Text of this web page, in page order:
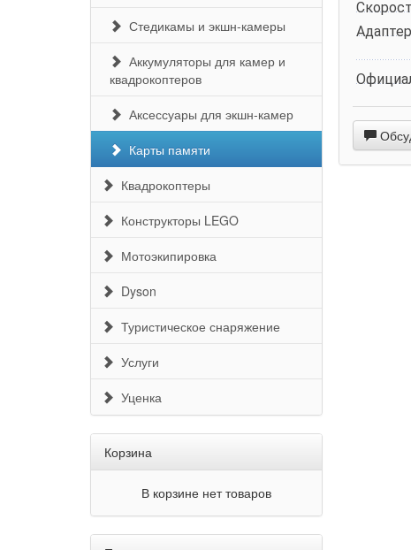
Стедикамы и экшн-камеры
Аккумуляторы для камер и
квадрокоптеров
Аксессуары для экшн-камер
Карты памяти
Квадрокоптеры
Конструкторы LEGO
Мотоэкипировка
Dyson
Туристическое снаряжение
Услуги
Уценка
Корзина
В корзине нет товаров